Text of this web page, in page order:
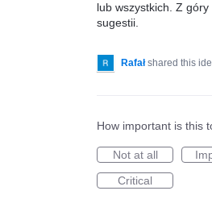
lub wszystkich. Z
sugestii.
Rafał shared this
How important is this
Not at all
Critical